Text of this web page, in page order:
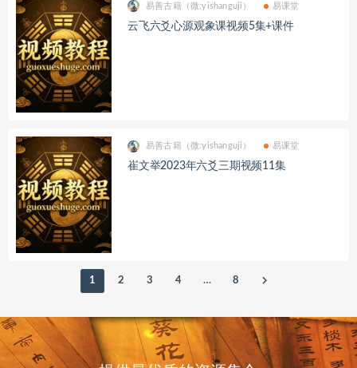
易善古籍（微:yishanguji） 易课堂
云飞六爻心源观象课视频5集+课件
易善古籍（微:yishanguji） 易课堂
崔文举2023年六爻三期视频11集
1 2 3 4 … 8